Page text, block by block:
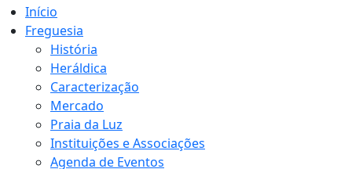
Início
Freguesia
História
Heráldica
Caracterização
Mercado
Praia da Luz
Instituições e Associações
Agenda de Eventos